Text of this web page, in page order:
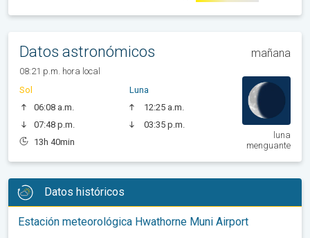
Datos astronómicos mañana
08:21 p.m. hora local
Sol
06:08 a.m.
07:48 p.m.
13h 40min
Luna
12:25 a.m.
03:35 p.m.
luna
menguante
Datos históricos
Estación meteorológica Hwathorne Muni Airport